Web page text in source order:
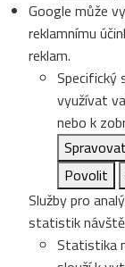
Google může
reklamnímu
reklam.
Specifický
využívat
nebo k
Povolit
Služby pro
statistik
Statistika